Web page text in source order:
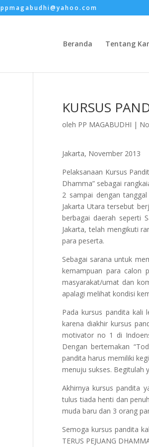
ppmagabudhi@yahoo.com
Beranda Tentang
KURSUS
oleh PP MAGABUDHI |
Jakarta, November 2013
Pelaksanaan Kursus
Dhamma” sebagai
2 sampai dengan
Jakarta Utara tersebut
berbagai daerah seperti
Jakarta, telah mengikuti
para peserta.
Sebagai sarana untuk
kemampuan para calon
masyarakat/umat dan
apalagi melihat kondisi
Pada kursus pandita kali
karena diakhir kursus
motivator no 1 di
Dengan bertemakan
pandita harus memiliki
menuju sukses. Begitulah
Akhirnya kursus pandita
tulus tiada henti dan
muda baru dan 3 orang
Semoga kursus pandita
TERUS PEJUANG